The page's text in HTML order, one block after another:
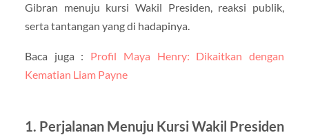
Gibran menuju kursi Wakil Presiden, reaksi publik,
serta tantangan yang di hadapinya.
Baca juga : Profil Maya Henry: Dikaitkan dengan
Kematian Liam Payne
1. Perjalanan Menuju Kursi Wakil Presiden